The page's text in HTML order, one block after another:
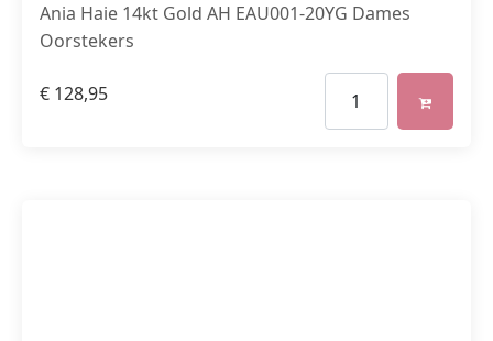
Ania Haie 14kt Gold AH EAU001-20YG Dames
Oorstekers
€ 128,95